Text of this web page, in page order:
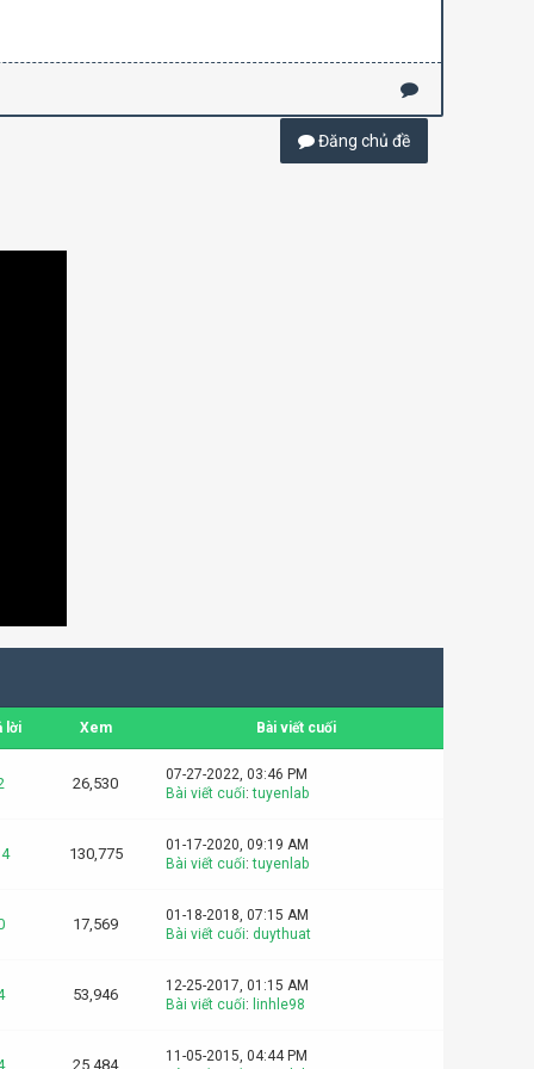
Đăng chủ đề
lời Xem Bài viết cuối
26,530
07-27-2022, 03:46 PM
Bài viết cuối:tuyenlab
130,775
01-17-2020, 09:19 AM
Bài viết cuối:tuyenlab
17,569
01-18-2018, 07:15 AM
Bài viết cuối: duythuat
53,946
12-25-2017, 01:15 AM
Bài viết cuối: linhle98
25,484
11-05-2015, 04:44 PM